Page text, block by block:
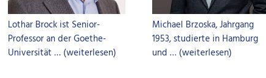
Lothar Brock ist Senior-
Professor an der Goethe-
Universität … (weiterlesen)
Michael Brzoska, Jahrgang
1953, studierte in Hamburg
und … (weiterlesen)